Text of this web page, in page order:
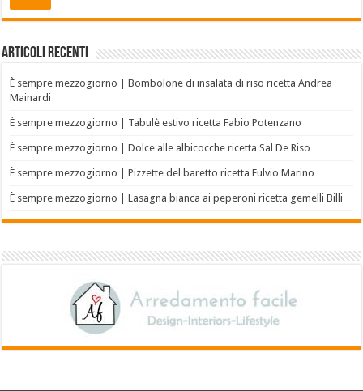
Articoli recenti
È sempre mezzogiorno | Bombolone di insalata di riso ricetta Andrea
Mainardi
È sempre mezzogiorno | Tabulè estivo ricetta Fabio Potenzano
È sempre mezzogiorno | Dolce alle albicocche ricetta Sal De Riso
È sempre mezzogiorno | Pizzette del baretto ricetta Fulvio Marino
È sempre mezzogiorno | Lasagna bianca ai peperoni ricetta gemelli Billi